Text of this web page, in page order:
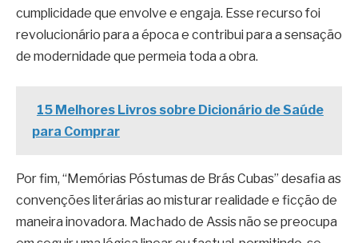
cumplicidade que envolve e engaja. Esse recurso foi
revolucionário para a época e contribui para a sensação
de modernidade que permeia toda a obra.
15 Melhores Livros sobre Dicionário de Saúde
para Comprar
Por fim, “Memórias Póstumas de Brás Cubas” desafia as
convenções literárias ao misturar realidade e ficção de
maneira inovadora. Machado de Assis não se preocupa